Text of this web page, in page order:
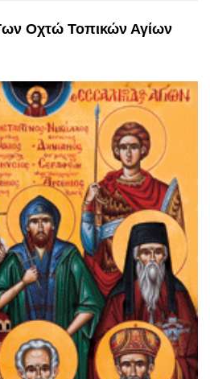
Οχτώ Τοπικών Αγίων